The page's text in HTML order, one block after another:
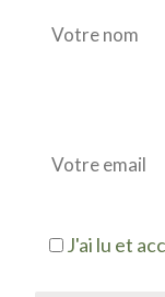
J'ai lu et